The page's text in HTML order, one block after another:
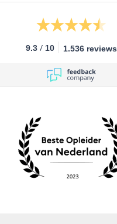
9.3 / 10 1.536 reviews